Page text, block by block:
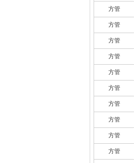
方管
方管
方管
方管
方管
方管
方管
方管
方管
方管